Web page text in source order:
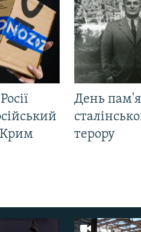
Крим
День
терору